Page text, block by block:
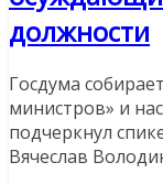
должности
Госдума
министров» и
подчеркнул
Вячеслав